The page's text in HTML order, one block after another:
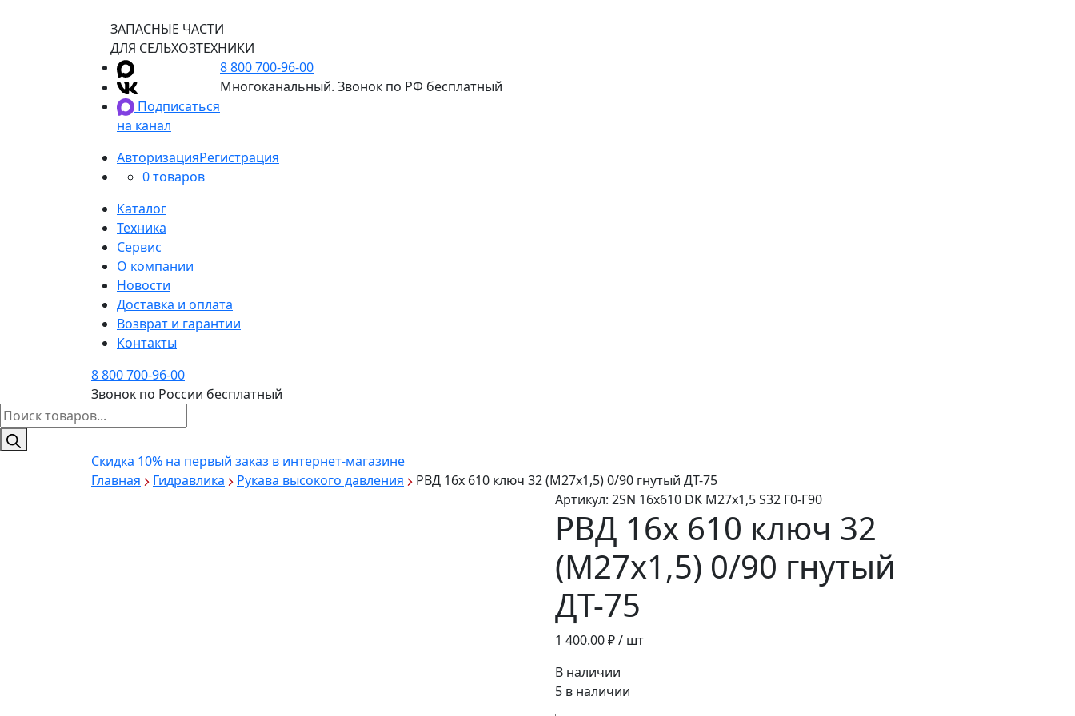
ЗАПАСНЫЕ ЧАСТИ
ДЛЯ СЕЛЬХОЗТЕХНИКИ
Подписаться
на канал
8 800 700-96-00
Многоканальный. Звонок по РФ бесплатный
АвторизацияРегистрация
0 товаров
Каталог
Техника
Сервис
О компании
Новости
Доставка и оплата
Возврат и гарантии
Контакты
8 800 700-96-00
Звонок по России бесплатный
Поиск
товаров
Скидка 10% на первый заказ в интернет-магазине
Главная
Гидравлика Рукава высокого давления
РВД 16х 610 ключ 32 (М27х1,5) 0/90 гнутый ДТ-75
Артикул:2SN 16х610 DK М27х1,5 S32 Г0-Г90
РВД 16х 610 ключ 32
(М27х1,5) 0/90 гнутый
ДТ-75
1 400.00₽ / шт
В наличии
5 в наличии